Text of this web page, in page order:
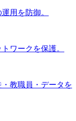
用を防御。
ワークを保護。
教職員・データを